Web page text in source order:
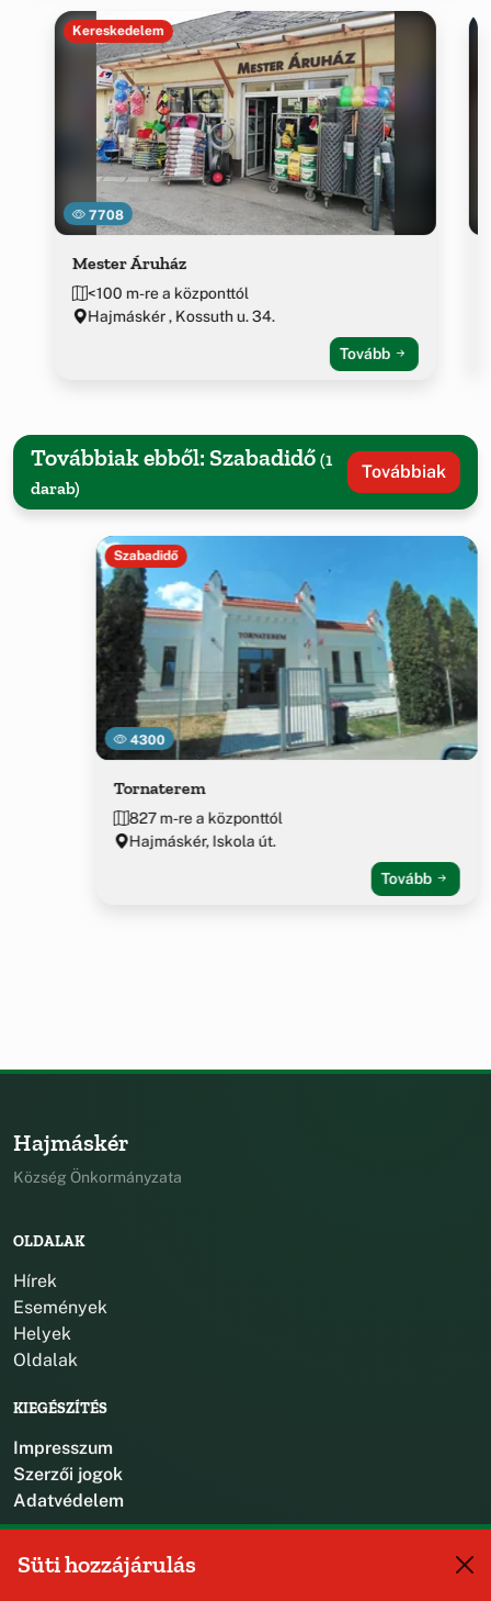
7708
Kereskedelem
Mester Áruház
<100 m-re a központtól
Hajmáskér , Kossuth u. 34.
Tovább
Továbbiak ebből: Szabadidő (1
darab)
Továbbiak
4300
Szabadidő
Tornaterem
827 m-re a központtól
Hajmáskér, Iskola út.
Tovább
Hajmáskér
Község Önkormányzata
OLDALAK
Hírek
Események
Helyek
Oldalak
KIEGÉSZÍTÉS
Impresszum
Szerzői jogok
Adatvédelem
Süti hozzájárulás